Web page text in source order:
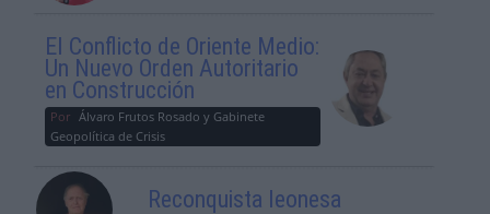
El Conflicto de Oriente Medio:
Un Nuevo Orden Autoritario
en Construcción
Por Álvaro Frutos Rosado y Gabinete
Geopolítica de Crisis
Reconquista leonesa